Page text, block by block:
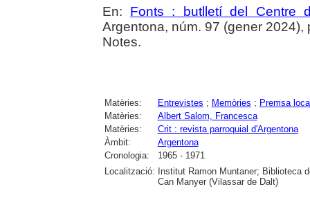
En: Fonts : butlletí del Centre
Argentona, núm. 97 (gener 2024),
Notes.
Matèries: Entrevistes ; Memòries ; Premsa
Matèries:
Albert Salom, Francesca
Matèries:
Crit : revista parroquial d'Argentona
Àmbit:
Argentona
Cronologia:
1965 - 1971
Localització: Institut Ramon Muntaner; Biblioteca
Can Manyer (Vilassar de Dalt)